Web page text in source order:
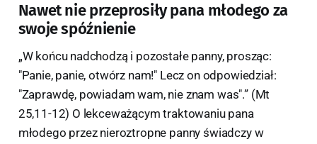
Nawet nie przeprosiły pana młodego za
swoje spóźnienie
„W końcu nadchodzą i pozostałe panny, prosząc:
"Panie, panie, otwórz nam!" Lecz on odpowiedział:
"Zaprawdę, powiadam wam, nie znam was".” (Mt
25,11-12) O lekceważącym traktowaniu pana
młodego przez nieroztropne panny świadczy w